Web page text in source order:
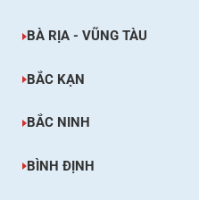
BÀ RỊA - VŨNG TÀU
BẮC KẠN
BẮC NINH
BÌNH ĐỊNH